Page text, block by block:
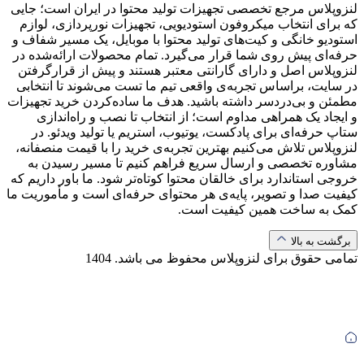
لنزوپلاس مرجع تخصصی تجهیزات تولید محتوا در ایران است؛ جایی
که برای انتخاب میکروفون استودیویی، تجهیزات نورپردازی، لوازم
استودیو خانگی و کیت‌های تولید محتوا با موبایل، یک مسیر شفاف و
حرفه‌ای پیش روی شما قرار می‌گیرد. تمام محصولات ارائه‌شده در
لنزوپلاس اصل و دارای گارانتی معتبر هستند و پیش از قرارگرفتن
در سایت، براساس تجربه‌ی واقعی تیم ما تست می‌شوند تا انتخابی
مطمئن و بی‌دردسر داشته باشید. هدف ما ساده‌کردن خرید تجهیزات
و ایجاد یک همراهی مداوم است؛ از انتخاب تا نصب و راه‌اندازی
ستاپ حرفه‌ای برای پادکست، یوتیوب، استریم یا تولید ویدئو. در
لنزوپلاس تلاش می‌کنیم بهترین تجربه‌ی خرید را با قیمت منصفانه،
مشاوره تخصصی و ارسال سریع فراهم کنیم تا مسیر رسیدن به
خروجی استاندارد برای خالقان محتوا کوتاه‌تر شود. ما باور داریم که
کیفیت صدا و تصویر، پایه‌ی هر محتوای حرفه‌ای است و مأموریت ما
کمک به ساخت همین کیفیت است.
برگشت به بالا
تمامی حقوق برای لنزوپلاس محفوظ می باشد. 1404